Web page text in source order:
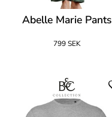
Abelle Marie Pants
799 SEK